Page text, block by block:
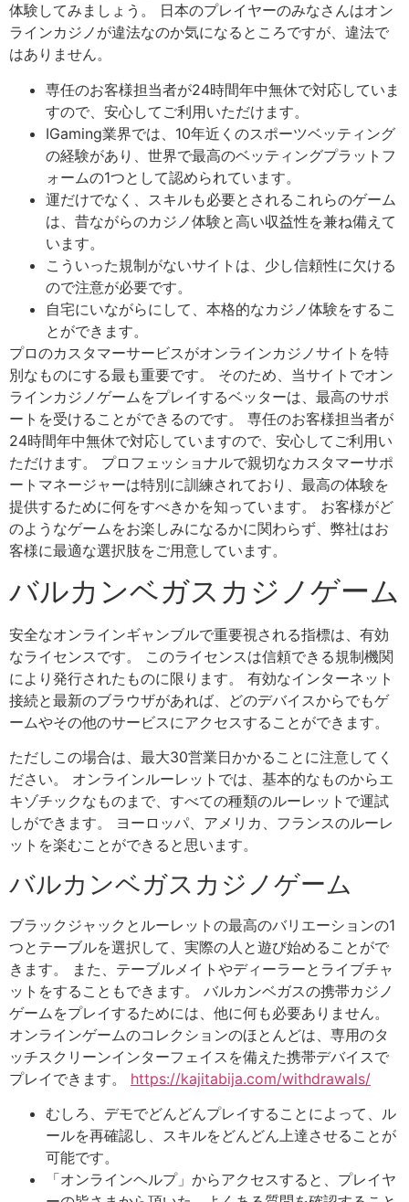
体験してみましょう。 日本のプレイヤーのみなさんはオン
ラインカジノが違法なのか気になるところですが、違法で
はありません。
専任のお客様担当者が24時間年中無休で対応していま
すので、安心してご利用いただけます。
IGaming業界では、10年近くのスポーツベッティング
の経験があり、世界で最高のベッティングプラットフ
ォームの1つとして認められています。
運だけでなく、スキルも必要とされるこれらのゲーム
は、昔ながらのカジノ体験と高い収益性を兼ね備えて
います。
こういった規制がないサイトは、少し信頼性に欠ける
ので注意が必要です。
自宅にいながらにして、本格的なカジノ体験をするこ
とができます。
プロのカスタマーサービスがオンラインカジノサイトを特
別なものにする最も重要です。 そのため、当サイトでオン
ラインカジノゲームをプレイするベッターは、最高のサポ
ートを受けることができるのです。 専任のお客様担当者が
24時間年中無休で対応していますので、安心してご利用い
ただけます。 プロフェッショナルで親切なカスタマーサポ
ートマネージャーは特別に訓練されており、最高の体験を
提供するために何をすべきかを知っています。 お客様がど
のようなゲームをお楽しみになるかに関わらず、弊社はお
客様に最適な選択肢をご用意しています。
バルカンベガスカジノゲーム
安全なオンラインギャンブルで重要視される指標は、有効
なライセンスです。 このライセンスは信頼できる規制機関
により発行されたものに限ります。 有効なインターネット
接続と最新のブラウザがあれば、どのデバイスからでもゲ
ームやその他のサービスにアクセスすることができます。
ただしこの場合は、最大30営業日かかることに注意してく
ださい。 オンラインルーレットでは、基本的なものからエ
キゾチックなものまで、すべての種類のルーレットで運試
しができます。 ヨーロッパ、アメリカ、フランスのルーレ
ットを楽むことができると思います。
バルカンベガスカジノゲーム
ブラックジャックとルーレットの最高のバリエーションの1
つとテーブルを選択して、実際の人と遊び始めることがで
きます。 また、テーブルメイトやディーラーとライブチャ
ットをすることもできます。 バルカンベガスの携帯カジノ
ゲームをプレイするためには、他に何も必要ありません。
オンラインゲームのコレクションのほとんどは、専用のタ
ッチスクリーンインターフェイスを備えた携帯デバイスで
プレイできます。 https://kajitabija.com/withdrawals/
むしろ、デモでどんどんプレイすることによって、ル
ールを再確認し、スキルをどんどん上達させることが
可能です。
「オンラインヘルプ」からアクセスすると、プレイヤ